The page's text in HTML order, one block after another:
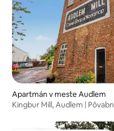
Apartmán v meste Audlem
Kingbur Mill, Audlem |